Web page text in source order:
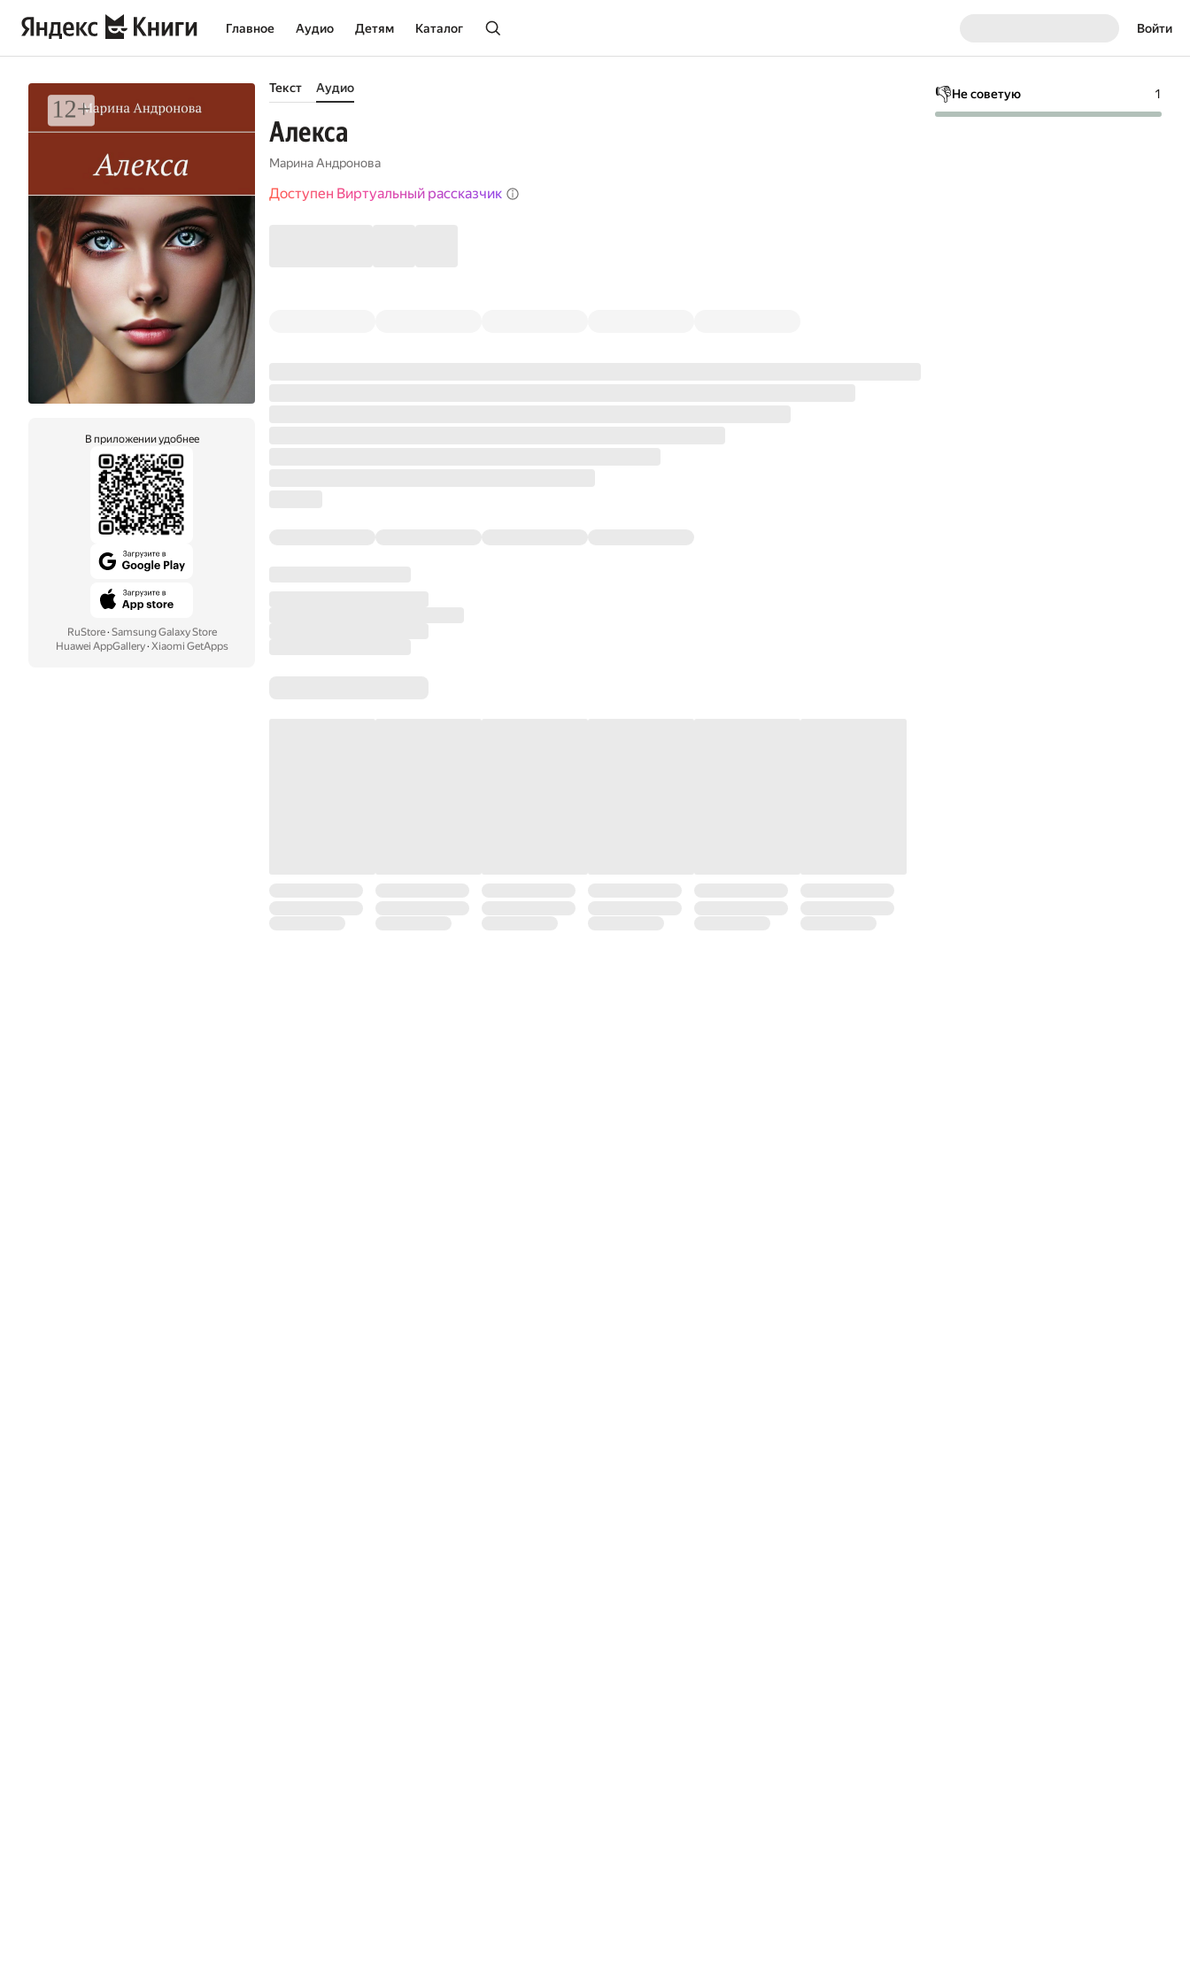
Главное Аудио Детям Каталог Войти
В приложении удобнее
RuStore· Samsung Galaxy Store
Huawei AppGallery· Xiaomi GetApps
Текст Аудио
Алекса
Марина Андронова
Доступен Виртуальный рассказчик
👎Не советую 1